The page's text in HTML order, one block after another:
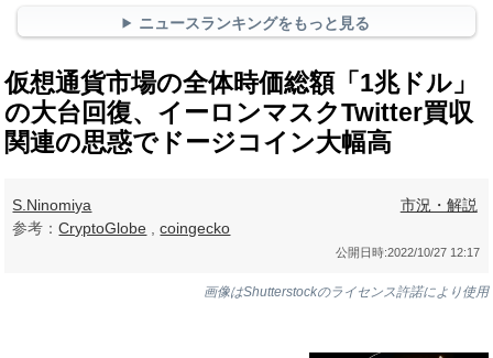
ニュースランキングをもっと見る
仮想通貨市場の全体時価総額「1兆ドル」
の大台回復、イーロンマスクTwitter買収
関連の思惑でドージコイン大幅高
S.Ninomiya
参考：CryptoGlobe ,coingecko
市況・解説
公開日時:2022/10/27 12:17
画像はShutterstockのライセンス許諾により使用